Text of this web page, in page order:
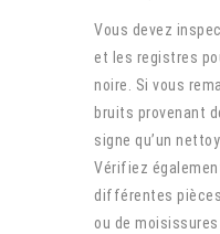
Vous devez
et les registres
noire. Si vous
bruits provenant
signe qu’un
Vérifiez
différentes
ou de